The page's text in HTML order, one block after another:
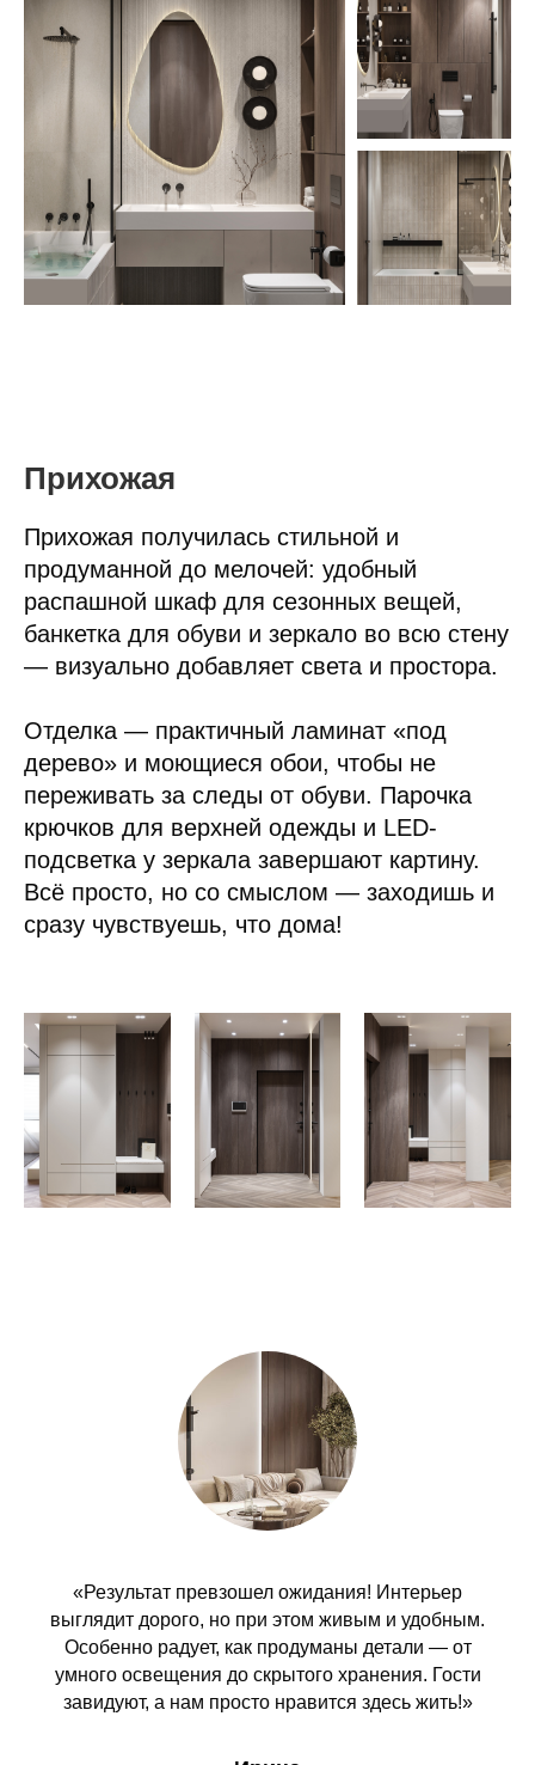
Прихожая
Прихожая получилась стильной и
продуманной до мелочей: удобный
распашной шкаф для сезонных вещей,
банкетка для обуви и зеркало во всю стену
— визуально добавляет света и простора.
Отделка — практичный ламинат «под
дерево» и моющиеся обои, чтобы не
переживать за следы от обуви. Парочка
крючков для верхней одежды и LED-
подсветка у зеркала завершают картину.
Всё просто, но со смыслом — заходишь и
сразу чувствуешь, что дома!
«Результат превзошел ожидания! Интерьер
выглядит дорого, но при этом живым и удобным.
Особенно радует, как продуманы детали — от
умного освещения до скрытого хранения. Гости
завидуют, а нам просто нравится здесь жить!»